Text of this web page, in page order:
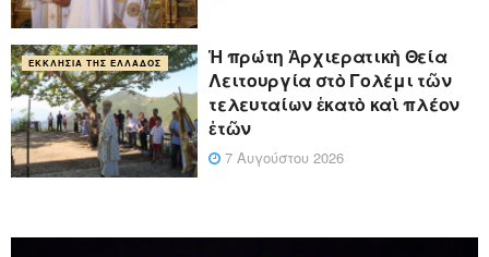
ΕΚΚΛΗΣΊΑ ΤΗΣ ΕΛΛΆΔΟΣ
Ἡ πρώτη Ἀρχιερατικὴ Θεία
Λειτουργία στὸ Γολέμι τῶν
τελευταίων ἑκατὸ καὶ πλέον
ἐτῶν
7 Αυγούστου 2026